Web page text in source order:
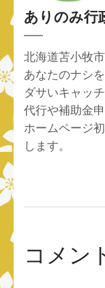
ありのみ行
北海道苫小牧
あなたのナシ
ダサいキャッ
代行や補助金
ホームページ
します。
コメン